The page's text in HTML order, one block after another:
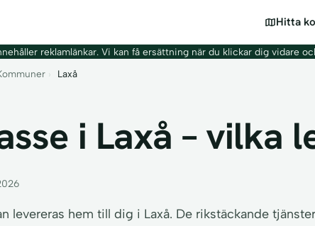
Hitta
reklamlänkar. Vi kan få ersättning när du klickar dig vidare
› Laxå
i Laxå – vilka
levereras hem till dig i Laxå. De rikstäckande